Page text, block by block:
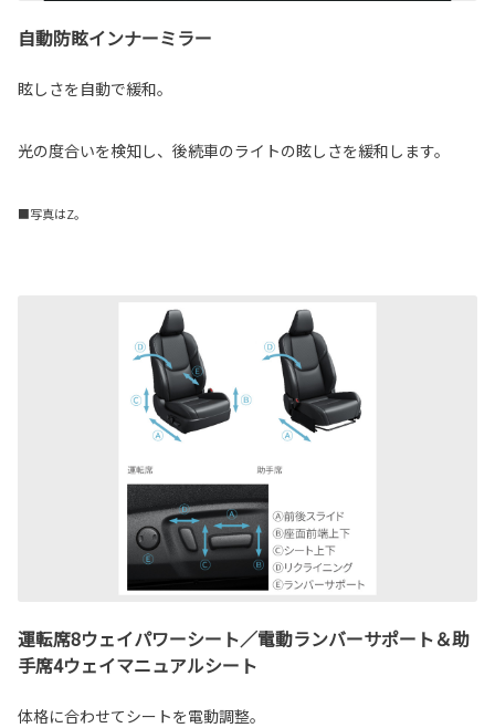
自動防眩インナーミラー
眩しさを自動で緩和。
光の度合いを検知し、後続車のライトの眩しさを緩和します。
■写真はZ。
運転席8ウェイパワーシート／電動ランバーサポート＆助
手席4ウェイマニュアルシート
体格に合わせてシートを電動調整。